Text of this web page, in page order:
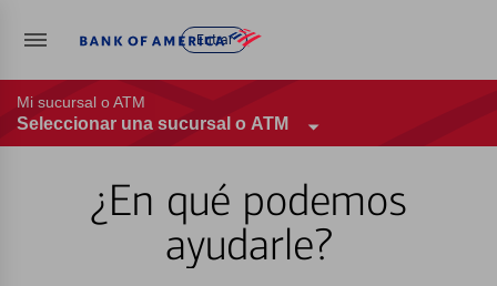
Entrar
Mi sucursal o ATM
Seleccionar una sucursal o ATM
¿En qué podemos
ayudarle?